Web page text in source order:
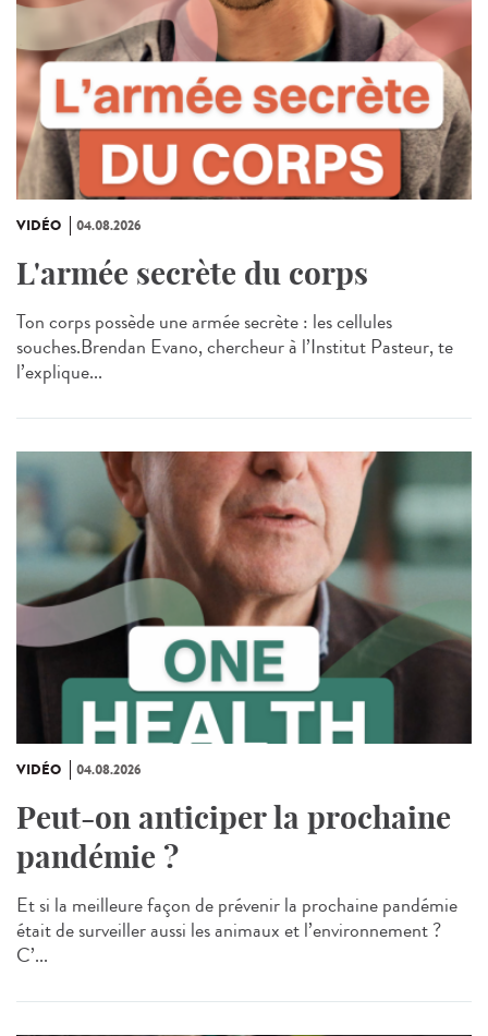
VIDÉO 04.08.2026
L'armée secrète du corps
Ton corps possède une armée secrète : les cellules
souches.Brendan Evano, chercheur à l’Institut Pasteur, te
l’explique...
VIDÉO 04.08.2026
Peut-on anticiper la prochaine
pandémie ?
Et si la meilleure façon de prévenir la prochaine pandémie
était de surveiller aussi les animaux et l’environnement ?
C’...